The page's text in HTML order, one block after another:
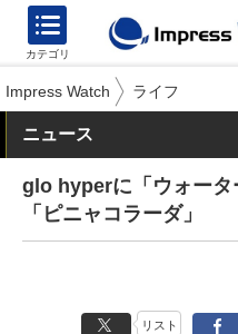
カテゴリ
Impress Watch ライフ
ニュース
glo hyperに「ウォータ
「ピニャコラーダ」
リスト